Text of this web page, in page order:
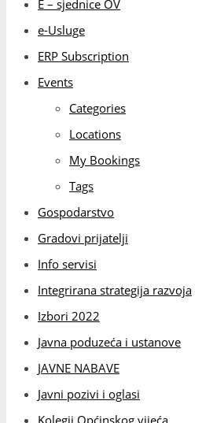
Gospodarstvo
Gradovi prijatelji
Izbori 2022
JAVNE NABAVE
Javni pozivi i oglasi
Kolegij Općinskog vijeća
Komunalne djelatnosti i
Kratki životopis
Načelnici kroz povijest
Naslovnica
Novosti